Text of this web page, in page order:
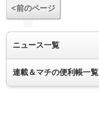
<前のページ
ニュース一覧
連載＆マチの便利帳一覧